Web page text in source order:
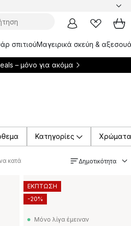
σπιτιούΜαγειρικά σκεύη &
– μόνο για ακόμα
Κατηγορίες Χρώματα
κατά Δημοτικότητα
Μόνο λίγα έμειναν
ΕΚΠΤΩΣΗ
-20%